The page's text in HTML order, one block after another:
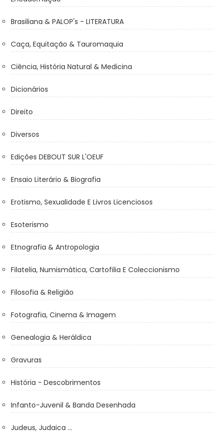
Brasiliana & PALOP's - LITERATURA
Caça, Equitação & Tauromaquia
Ciência, História Natural & Medicina
Dicionários
Direito
Diversos
Edições DEBOUT SUR L'OEUF
Ensaio Literário & Biografia
Erotismo, Sexualidade E Livros Licenciosos
Esoterismo
Etnografia & Antropologia
Filatelia, Numismática, Cartofilia E Coleccionismo
Filosofia & Religião
Fotografia, Cinema & Imagem
Genealogia & Heráldica
Gravuras
História - Descobrimentos
Infanto-Juvenil & Banda Desenhada
Judeus, Judaica ...